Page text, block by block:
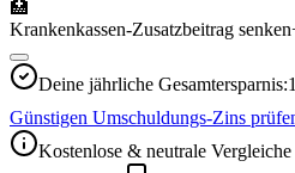
🏥
Krankenkassen-Zusatzbeitrag senken
Deine jährliche Gesamtersparnis:
Günstigen Umschuldungs-Zins
Kostenlose & neutrale